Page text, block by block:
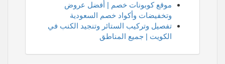
موقع كوبونات خصم | أفضل عروض
وتخفيضات وأكواد خصم السعودية
تفصيل وتركيب الستائر وتنجيد الكنب في
الكويت | جميع المناطق